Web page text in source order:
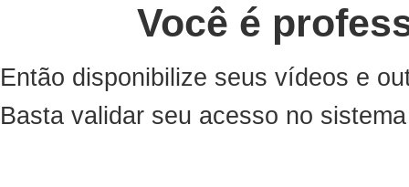
Você é
Então disponibilize seus vídeos e
Basta validar seu acesso no